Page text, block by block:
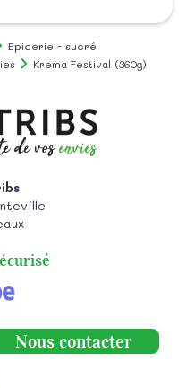
Epicerie - sucré
Krema Festival (360g)
Nous contacter